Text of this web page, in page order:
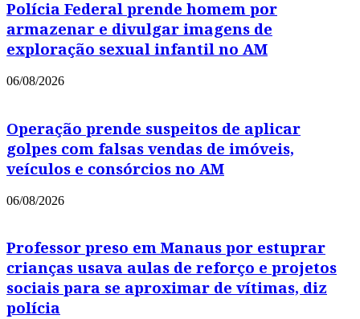
Polícia Federal prende homem por
armazenar e divulgar imagens de
exploração sexual infantil no AM
06/08/2026
Operação prende suspeitos de aplicar
golpes com falsas vendas de imóveis,
veículos e consórcios no AM
06/08/2026
Professor preso em Manaus por estuprar
crianças usava aulas de reforço e projetos
sociais para se aproximar de vítimas, diz
polícia